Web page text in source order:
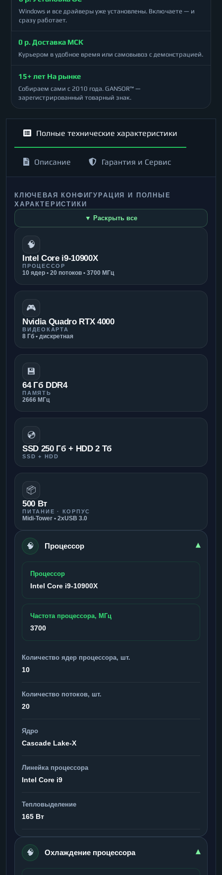
Windows и все драйверы уже установлены. Включаете — и
сразу работает.
0 р. Доставка МСК
Курьером в удобное время или самовывоз с демонстрацией.
15+ лет На рынке
Собираем сами с 2010 года. GANSOR™ —
зарегистрированный товарный знак.
Полные технические характеристики
Описание Гарантия и Сервис
КЛЮЧЕВАЯ КОНФИГУРАЦИЯ И ПОЛНЫЕ
ХАРАКТЕРИСТИКИ
▼ Раскрыть все
🧠
Intel Core i9-10900X
ПРОЦЕССОР
10 ядер • 20 потоков • 3700 МГц
🎮
Nvidia Quadro RTX 4000
ВИДЕОКАРТА
8 Гб • дискретная
💾
64 Гб DDR4
ПАМЯТЬ
2666 МГц
💿
SSD 250 Гб + HDD 2 Тб
SSD + HDD
📦
500 Вт
ПИТАНИЕ · КОРПУС
Midi-Tower • 2xUSB 3.0
🧠 Процессор ▾
Процессор
Intel Core i9-10900X
Частота процессора, МГц
3700
Количество ядер процессора, шт.
10
Количество потоков, шт.
20
Ядро
Cascade Lake-X
Линейка процессора
Intel Core i9
Тепловыделение
165 Вт
🧠 Охлаждение процессора ▾